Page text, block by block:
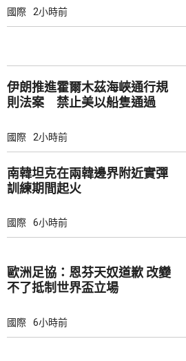
國際 2小時前
伊朗推進霍爾木茲海峽通行規
則法案 禁止美以船隻通過
國際 2小時前
南韓坦克在兩韓邊界附近實彈
訓練期間起火
國際 6小時前
歐洲足協：恩芬天奴道歉 改變
不了抵制世界盃立場
國際 6小時前